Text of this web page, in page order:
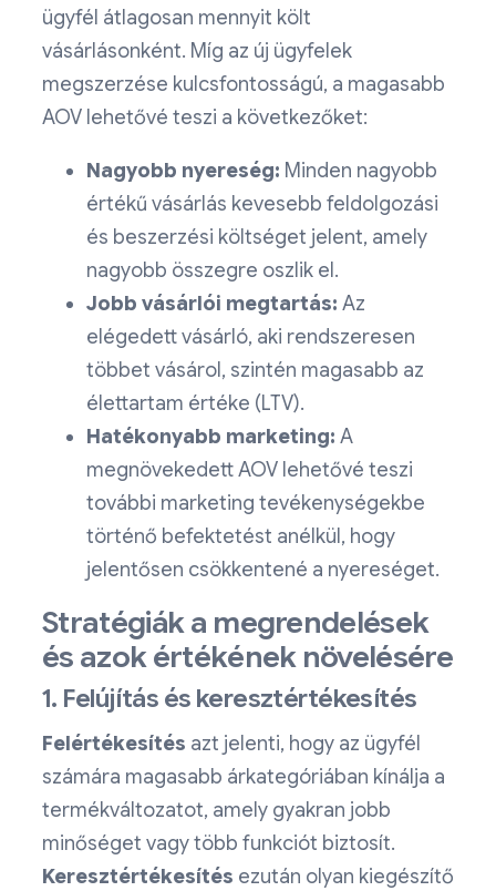
ügyfél átlagosan mennyit költ
vásárlásonként. Míg az új ügyfelek
megszerzése kulcsfontosságú, a magasabb
AOV lehetővé teszi a következőket:
Nagyobb nyereség: Minden nagyobb
értékű vásárlás kevesebb feldolgozási
és beszerzési költséget jelent, amely
nagyobb összegre oszlik el.
Jobb vásárlói megtartás: Az
elégedett vásárló, aki rendszeresen
többet vásárol, szintén magasabb az
élettartam értéke (LTV).
Hatékonyabb marketing: A
megnövekedett AOV lehetővé teszi
további marketing tevékenységekbe
történő befektetést anélkül, hogy
jelentősen csökkentené a nyereséget.
Stratégiák a megrendelések
és azok értékének növelésére
1. Felújítás és keresztértékesítés
Felértékesítés azt jelenti, hogy az ügyfél
számára magasabb árkategóriában kínálja a
termékváltozatot, amely gyakran jobb
minőséget vagy több funkciót biztosít.
Keresztértékesítés ezután olyan kiegészítő